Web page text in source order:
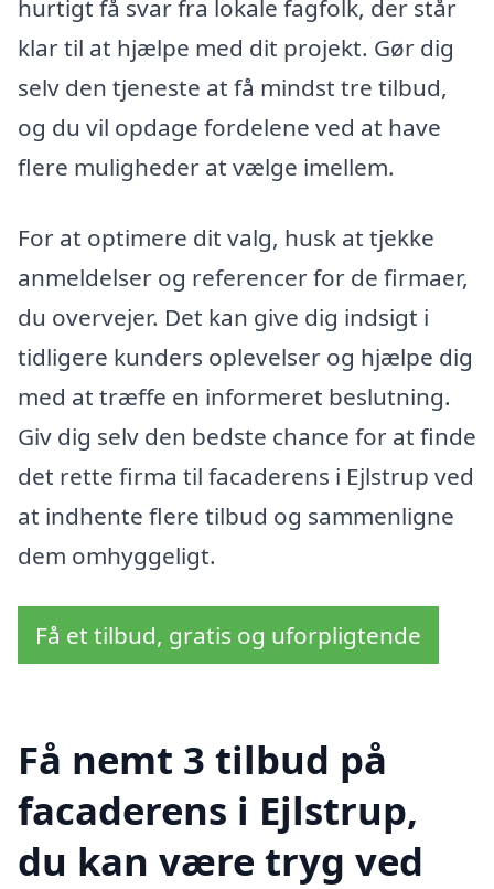
hurtigt få svar fra lokale fagfolk, der står
klar til at hjælpe med dit projekt. Gør dig
selv den tjeneste at få mindst tre tilbud,
og du vil opdage fordelene ved at have
flere muligheder at vælge imellem.
For at optimere dit valg, husk at tjekke
anmeldelser og referencer for de firmaer,
du overvejer. Det kan give dig indsigt i
tidligere kunders oplevelser og hjælpe dig
med at træffe en informeret beslutning.
Giv dig selv den bedste chance for at finde
det rette firma til facaderens i Ejlstrup ved
at indhente flere tilbud og sammenligne
dem omhyggeligt.
Få et tilbud, gratis og uforpligtende
Få nemt 3 tilbud på
facaderens i Ejlstrup,
du kan være tryg ved